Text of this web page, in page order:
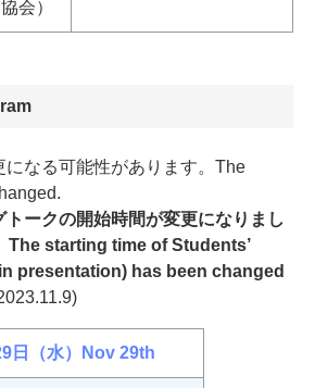
会）
なる可能性があります。The
ークの開始時間が変更になりまし
starting time of Students’
presentation) has been changed
日（水）Nov 29th